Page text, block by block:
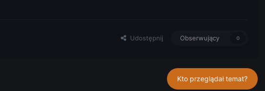
Udostępnij Obserwujący 0
Kto przeglądał temat?